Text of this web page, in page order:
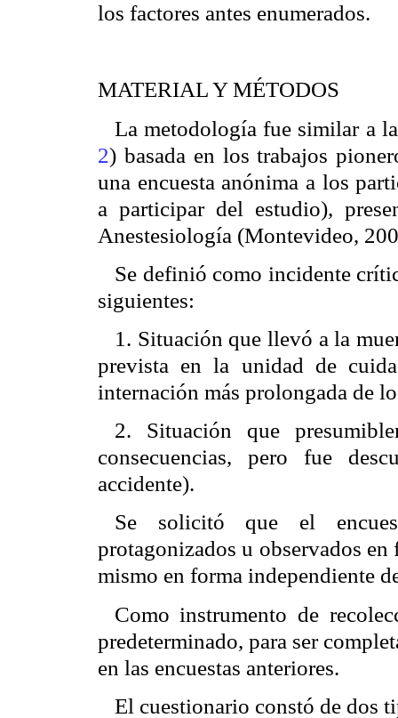
los factores antes enumerados.
MATERIAL Y MÉTODOS
La metodología fue similar a
2) basada en los trabajos
una encuesta anónima a los
a participar del estudio),
Anestesiología (Montevideo,
Se definió como incidente
siguientes:
1. Situación que llevó a la
prevista en la unidad de
internación más prolongada de
2. Situación que
consecuencias, pero fue
accidente).
Se solicitó que el
protagonizados u observados en
mismo en forma independiente
Como instrumento de
predeterminado, para ser
en las encuestas anteriores.
El cuestionario constó de dos